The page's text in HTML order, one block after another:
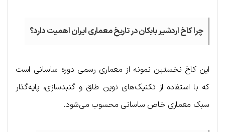
چرا کاخ اردشیر بابکان در تاریخ معماری ایران اهمیت دارد؟
این کاخ نخستین نمونه از معماری رسمی دوره ساسانی است
که با استفاده از تکنیک‌های نوین طاق و گنبدسازی، پایه‌گذار
سبک معماری خاص ساسانی محسوب می‌شود.